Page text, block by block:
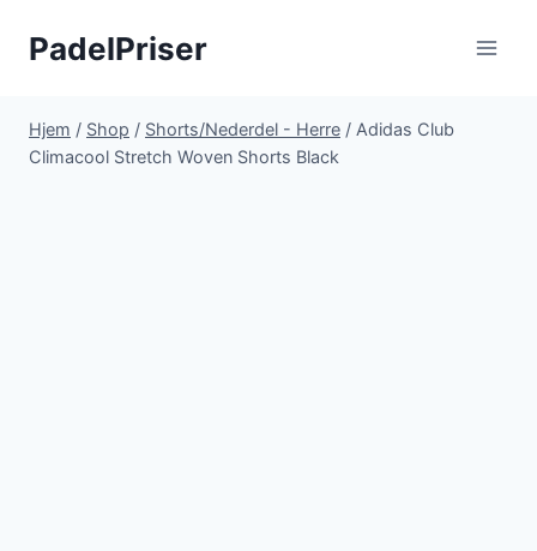
PadelPriser
Hjem / Shop / Shorts/Nederdel - Herre / Adidas Club
Climacool Stretch Woven Shorts Black